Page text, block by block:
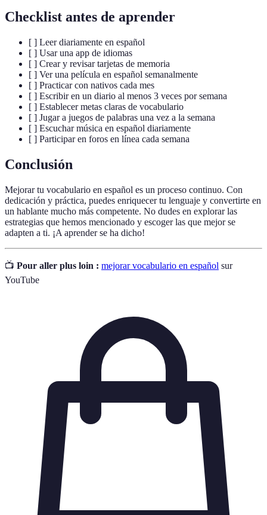
Checklist antes de aprender
[ ] Leer diariamente en español
[ ] Usar una app de idiomas
[ ] Crear y revisar tarjetas de memoria
[ ] Ver una película en español semanalmente
[ ] Practicar con nativos cada mes
[ ] Escribir en un diario al menos 3 veces por semana
[ ] Establecer metas claras de vocabulario
[ ] Jugar a juegos de palabras una vez a la semana
[ ] Escuchar música en español diariamente
[ ] Participar en foros en línea cada semana
Conclusión
Mejorar tu vocabulario en español es un proceso continuo. Con
dedicación y práctica, puedes enriquecer tu lenguaje y convertirte en
un hablante mucho más competente. No dudes en explorar las
estrategias que hemos mencionado y escoger las que mejor se
adapten a ti. ¡A aprender se ha dicho!
📺 Pour aller plus loin : mejorar vocabulario en español sur
YouTube